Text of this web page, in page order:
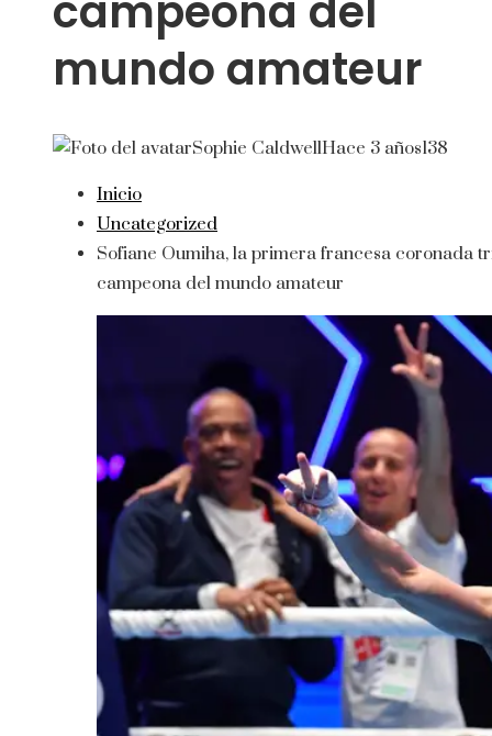
mundo amateur
Sophie CaldwellHace 3 años138
Inicio
Uncategorized
Sofiane Oumiha, la primera francesa coronada
campeona del mundo amateur